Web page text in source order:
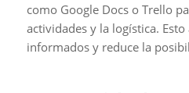
como Google Docs o Trello
actividades y la logística.
informados y reduce la